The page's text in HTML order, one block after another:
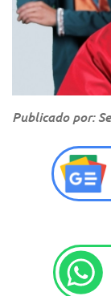
Publicado por: